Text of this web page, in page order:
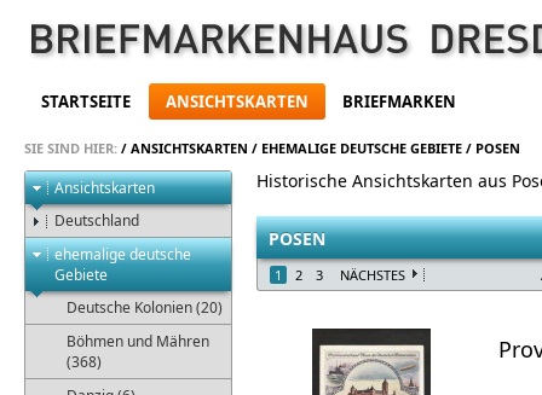
STARTSEITE ANSICHTSKARTEN BRIEFMARKEN
SIE SIND HIER: / ANSICHTSKARTEN / EHEMALIGE DEUTSCHE GEBIETE / POSEN
Ansichtskarten
Deutschland
ehemalige deutsche
Gebiete
Deutsche Kolonien (20)
Böhmen und Mähren
(368)
Historische Ansichtskarten aus
POSEN
1 2 3 NÄCHSTES